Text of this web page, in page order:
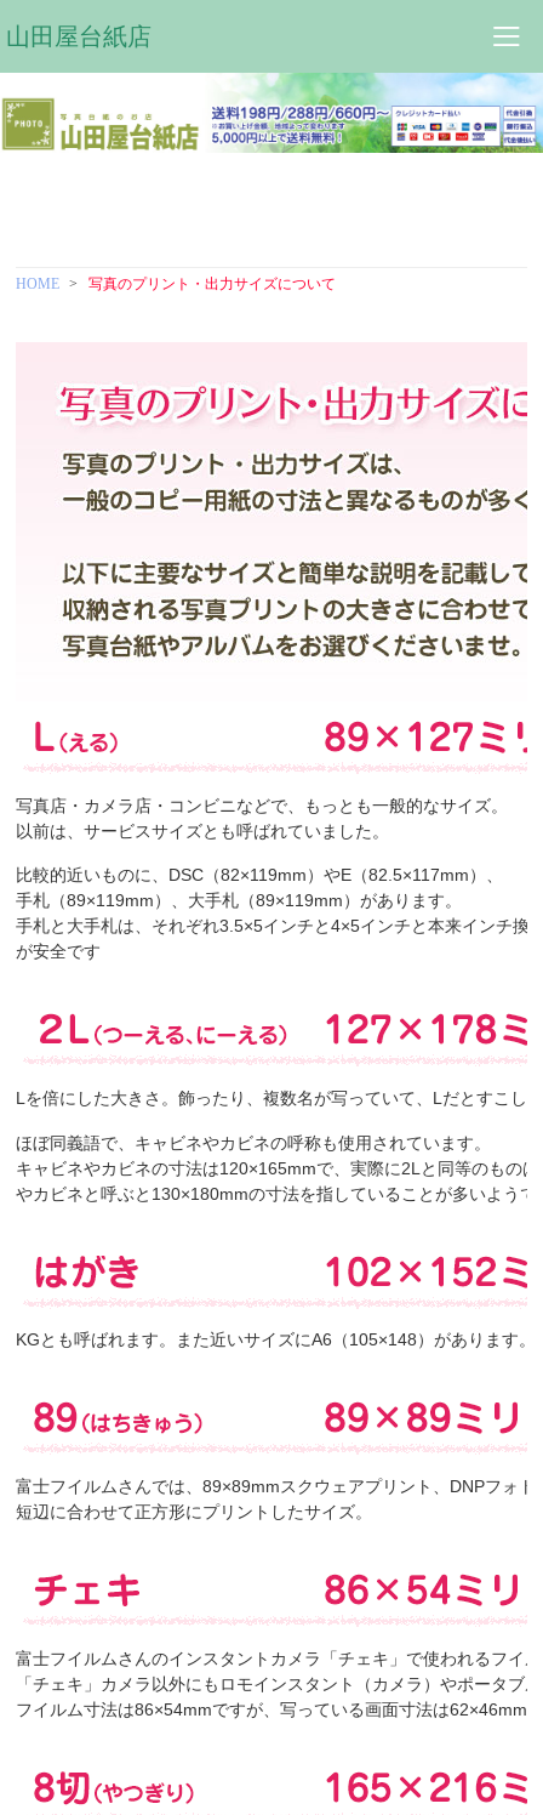
山田屋台紙店
HOME 写真のプリント・出力サイズについて
写真店・カメラ店・コンビニなどで、もっとも一般的なサイズ。
以前は、サービスサイズとも呼ばれていました。
比較的近いものに、DSC（82×119mm）やE（82.5×117mm）、
手札（89×119mm）、大手札（89×119mm）があります。
手札と大手札は、それぞれ3.5×5インチと4×5インチと本来インチ
が安全です
Lを倍にした大きさ。飾ったり、複数名が写っていて、Lだとすこし
ほぼ同義語で、キャビネやカビネの呼称も使用されています。
キャビネやカビネの寸法は120×165mmで、実際に2Lと同等のもの
やカビネと呼ぶと130×180mmの寸法を指していることが多いようで
KGとも呼ばれます。また近いサイズにA6（105×148）があります。
富士フイルムさんでは、89×89mmスクウェアプリント、DNPフォ
短辺に合わせて正方形にプリントしたサイズ。
富士フイルムさんのインスタントカメラ「チェキ」で使われるフイ
「チェキ」カメラ以外にもロモインスタント（カメラ）やポータブ
フイルム寸法は86×54mmですが、写っている画面寸法は62×46mm